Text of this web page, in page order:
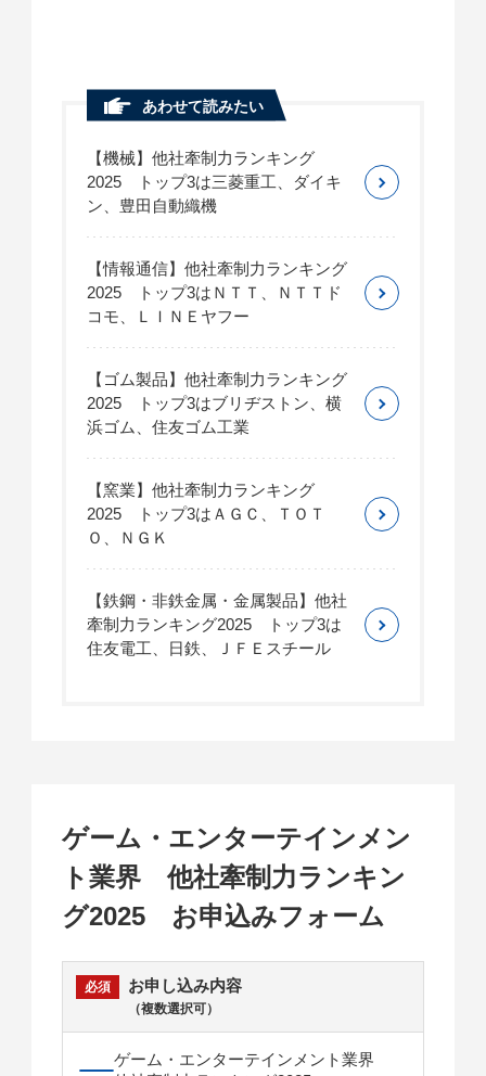
あわせて読みたい
【機械】他社牽制力ランキング
2025 トップ3は三菱重工、ダイキ
ン、豊田自動織機
【情報通信】他社牽制力ランキング
2025 トップ3はＮＴＴ、ＮＴＴド
コモ、ＬＩＮＥヤフー
【ゴム製品】他社牽制力ランキング
2025 トップ3はブリヂストン、横
浜ゴム、住友ゴム工業
【窯業】他社牽制力ランキング
2025 トップ3はＡＧＣ、ＴＯＴ
Ｏ、ＮＧＫ
【鉄鋼・非鉄金属・金属製品】他社
牽制力ランキング2025 トップ3は
住友電工、日鉄、ＪＦＥスチール
ゲーム・エンターテインメン
ト業界 他社牽制力ランキン
グ2025 お申込みフォーム
お申し込み内容
（複数選択可）
ゲーム・エンターテインメント業界